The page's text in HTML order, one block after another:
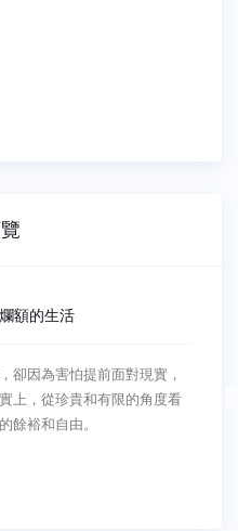
額的生活
卻因為害怕提前面對現實，
上，從珍貴和有限的角度看
餘裕和自由。